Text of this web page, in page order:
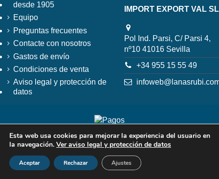
desde 1905
Equipo
Preguntas frecuentes
Contacte con nosotros
Gastos de envío
Condiciones de venta
Aviso legal y protección de
datos
IMPORT EXPORT VAL SL
Pol Ind. Parsi, C/ Parsi 4,
nº10 41016 Sevilla
+34 955 15 55 49
Esta web usa cookies para mejorar la experiencia del usuario en
la navegación. Ver aviso legal y protección de datos
Aceptar Rechazar Ajustes